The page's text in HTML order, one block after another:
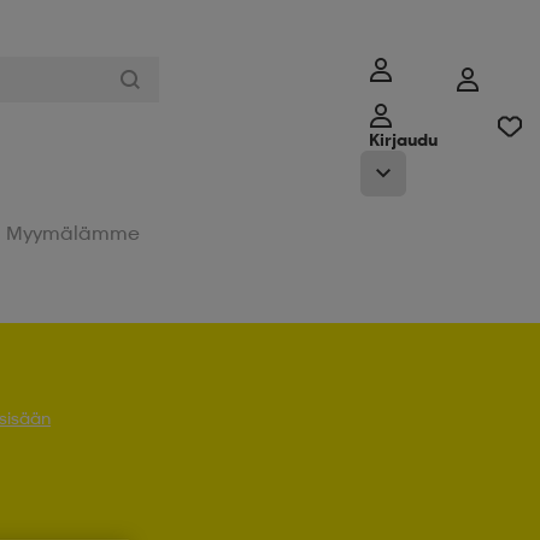
Kirjaudu
Myymälämme